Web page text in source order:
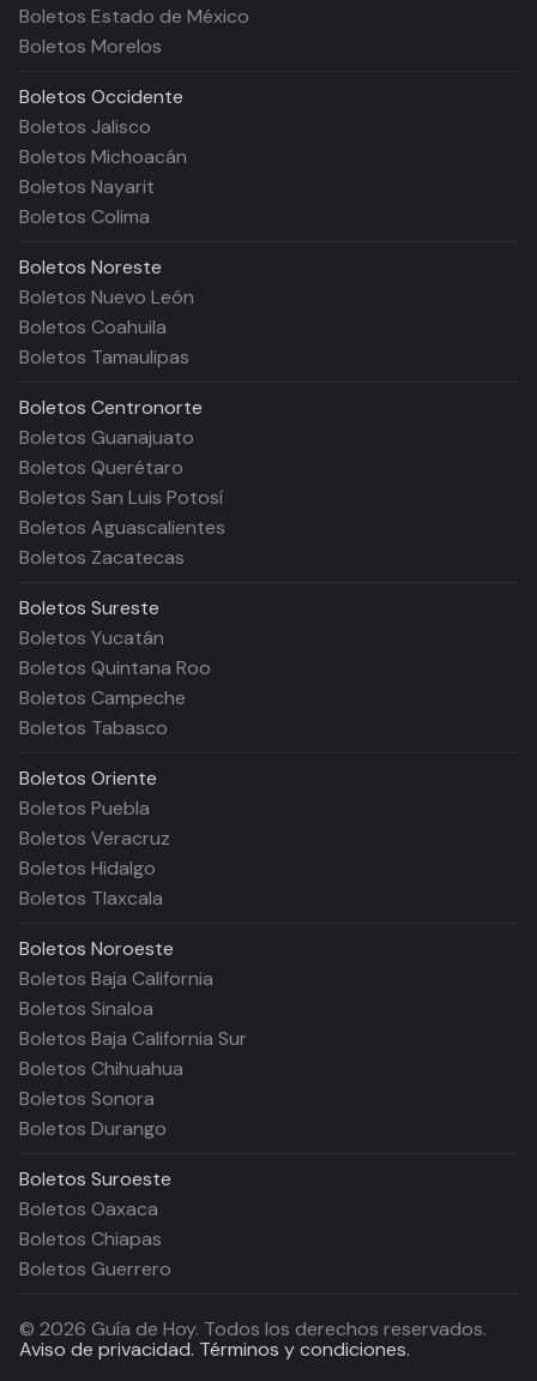
Boletos Estado de México
Boletos Morelos
Boletos Occidente
Boletos Jalisco
Boletos Michoacán
Boletos Nayarit
Boletos Colima
Boletos Noreste
Boletos Nuevo León
Boletos Coahuila
Boletos Tamaulipas
Boletos Centronorte
Boletos Guanajuato
Boletos Querétaro
Boletos San Luis Potosí
Boletos Aguascalientes
Boletos Zacatecas
Boletos Sureste
Boletos Yucatán
Boletos Quintana Roo
Boletos Campeche
Boletos Tabasco
Boletos Oriente
Boletos Puebla
Boletos Veracruz
Boletos Hidalgo
Boletos Tlaxcala
Boletos Noroeste
Boletos Baja California
Boletos Sinaloa
Boletos Baja California Sur
Boletos Chihuahua
Boletos Sonora
Boletos Durango
Boletos Suroeste
Boletos Oaxaca
Boletos Chiapas
Boletos Guerrero
© 2026 Guía de Hoy. Todos los derechos reservados.
Aviso de privacidad. Términos y condiciones.